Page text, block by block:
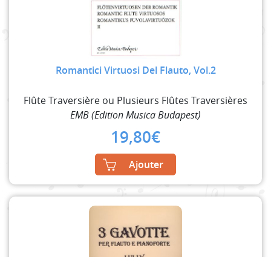
Romantici Virtuosi Del Flauto, Vol.2
Flûte Traversière ou Plusieurs Flûtes Traversières
EMB (Edition Musica Budapest)
19,80€
Ajouter